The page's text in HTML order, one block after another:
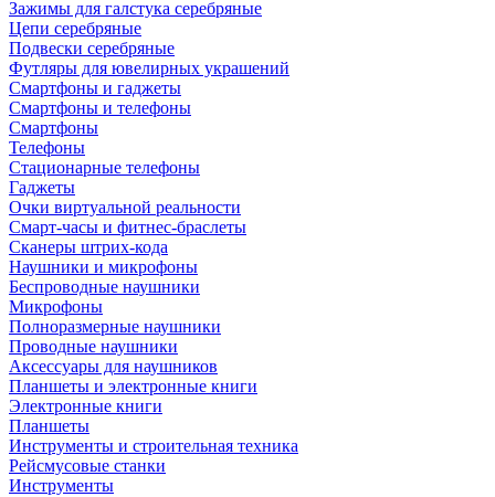
Зажимы для галстука серебряные
Цепи серебряные
Подвески серебряные
Футляры для ювелирных украшений
Смартфоны и гаджеты
Смартфоны и телефоны
Смартфоны
Телефоны
Стационарные телефоны
Гаджеты
Очки виртуальной реальности
Смарт-часы и фитнес-браслеты
Сканеры штрих-кода
Наушники и микрофоны
Беспроводные наушники
Микрофоны
Полноразмерные наушники
Проводные наушники
Аксессуары для наушников
Планшеты и электронные книги
Электронные книги
Планшеты
Инструменты и строительная техника
Рейсмусовые станки
Инструменты